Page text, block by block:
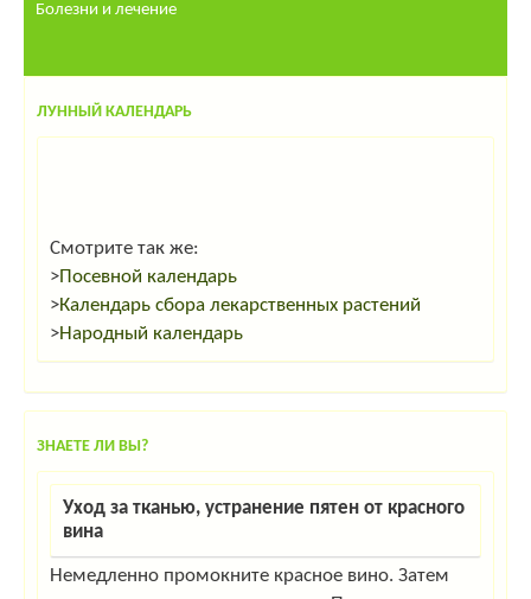
Болезни и лечение
ЛУННЫЙ КАЛЕНДАРЬ
Смотрите так же:
>Посевной календарь
>Календарь сбора лекарственных растений
>Народный календарь
ЗНАЕТЕ ЛИ ВЫ?
Уход за тканью, устранение пятен от красного
вина
Немедленно промокните красное вино. Затем